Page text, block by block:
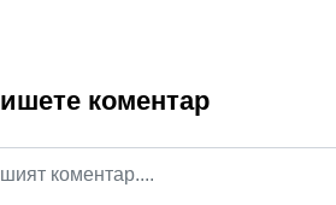
коментар